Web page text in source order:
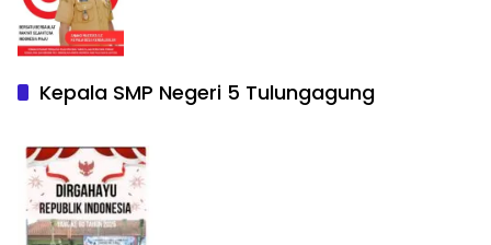
Kepala SMP Negeri 5 Tulungagung